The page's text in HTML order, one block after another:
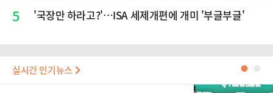
5 '국장만 하라고?'…ISA 세제개편에 개미 '부글부글'
실시간 인기뉴스 ●